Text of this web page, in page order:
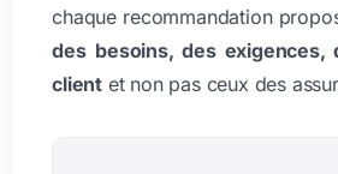
chaque recommandation
des besoins, des exigences,
clientet non pas ceux des